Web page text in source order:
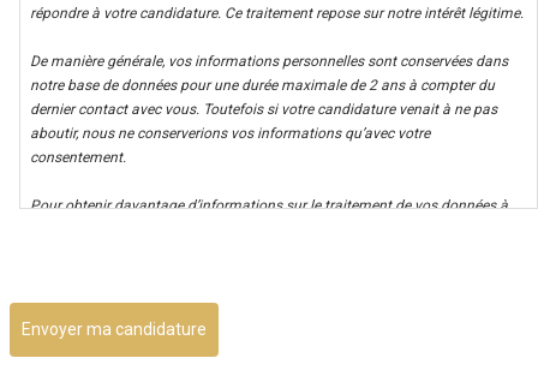
répondre à votre candidature. Ce traitement repose sur notre intérêt légitime.
De manière générale, vos informations personnelles sont conservées dans
notre base de données pour une durée maximale de 2 ans à compter du
dernier contact avec vous. Toutefois si votre candidature venait à ne pas
aboutir, nous ne conserverions vos informations qu’avec votre
consentement.
Pour obtenir davantage d’informations sur le traitement de vos données à
Il vous est possible d’avoir un accès à vos données, ainsi que de les rectifier,
ou d’exercer votre droit à la limitation de leur utilisation. Par ailleurs, vous
disposez d’un droit d’opposition à cette utilisation et d’effacement de ces